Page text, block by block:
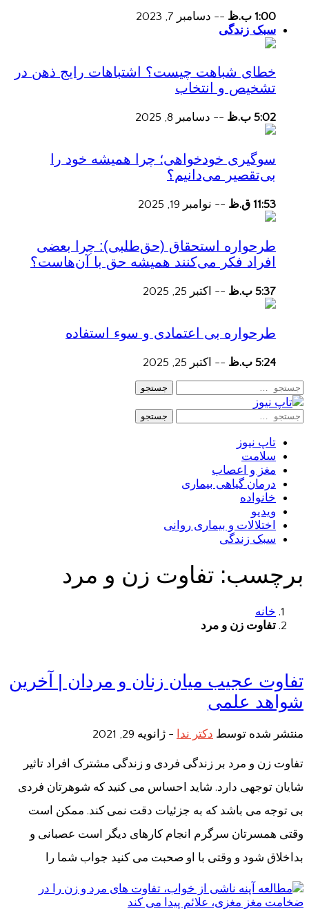
1:00 ب.ظ -- دسامبر 7, 2023
سبک زندگی
خطای شباهت چیست؟ اشتباهات رایج ذهن در
تشخیص و انتخاب
5:02 ب.ظ -- دسامبر 8, 2025
سوگیری خودخواهی؛ چرا همیشه خود را
بی‌تقصیر می‌دانیم؟
11:53 ق.ظ -- نوامبر 19, 2025
طرحواره استحقاق (حق‌طلبی): چرا بعضی
افراد فکر می‌کنند همیشه حق با آن‌هاست؟
5:37 ب.ظ -- اکتبر 25, 2025
طرحواره بی اعتمادی و سوء استفاده
5:24 ب.ظ -- اکتبر 25, 2025
جستجو
جستجو
تاپ نیوز
سلامت
مغز و اعصاب
درمان گیاهی بیماری
خانواده
ویدیو
اختلالات و بیماری روانی
سبک زندگی
برچسب: تفاوت زن و مرد
خانه
تفاوت زن و مرد
تفاوت عجیب میان زنان و مردان | آخرین
شواهد علمی
منتشر شده توسط دکتر ندا - ژانویه 29, 2021
تفاوت زن و مرد بر زندگی فردی و زندگی مشترک افراد تاثیر
شایان توجهی دارد. شاید احساس می کنید که شوهرتان فردی
بی توجه می باشد که به جزئیات دقت نمی کند. ممکن است
وقتی همسرتان سرگرم انجام کارهای دیگر است عصبانی و
بداخلاق شود و وقتی با او صحبت می کنید جواب شما را